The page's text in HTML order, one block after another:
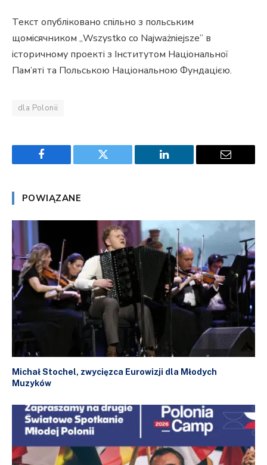
Текст опубліковано спільно з польським
щомісячником „Wszystko co Najważniejsze” в
історичному проекті з Інститутом Національної
Пам’яті та Польською Національною Фундацією.
dla Polonii
Facebook Twitter LinkedIn Email
POWIĄZANE
Michał Stochel, zwycięzca Eurowizji dla Młodych
Muzyków